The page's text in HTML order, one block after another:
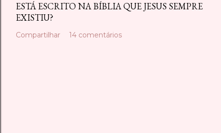
ESTÁ ESCRITO NA BÍBLIA QUE JESUS SEMPRE
EXISTIU?
Compartilhar 14 comentários